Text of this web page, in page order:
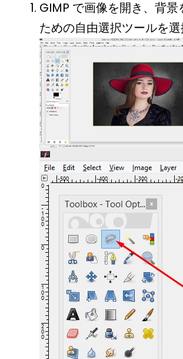
GIMP で画像を開き、背景
ための自由選択ツールを選